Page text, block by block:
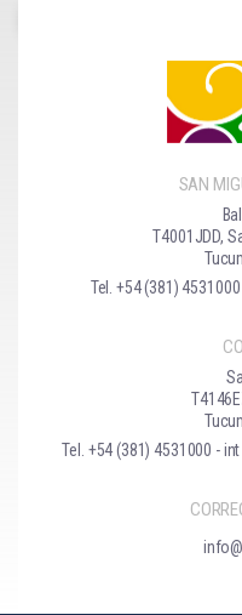
SAN
T4001JDD,
Tel. +54 (381) 4531000
Tel. +54 (381) 4531000 -